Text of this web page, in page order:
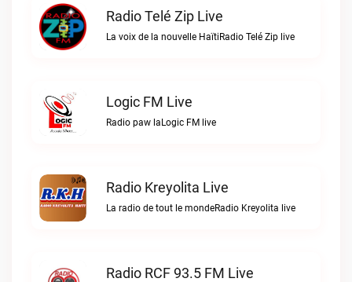
Radio Telé Zip Live
La voix de la nouvelle HaïtiRadio Telé Zip live
Logic FM Live
Radio paw laLogic FM live
Radio Kreyolita Live
La radio de tout le mondeRadio Kreyolita live
Radio RCF 93.5 FM Live